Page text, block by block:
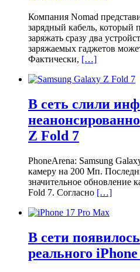
Компания Nomad
зарядный кабель, который
заряжать сразу два
заряжаемых гаджетов
Фактически, […]
В сеть слили
Z Fold 7
PhoneArena: Samsung
камеру на 200 Мп.
значительное обновление
Fold 7. Согласно […]
В сети
реального